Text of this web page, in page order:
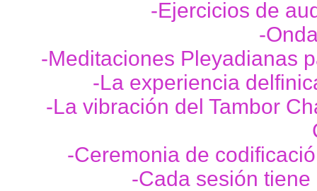
-Ejercicios de
-
-Meditaciones Pleyadianas
-La experiencia
-La vibración del Tambor
-Ceremonia de
-Cada sesión